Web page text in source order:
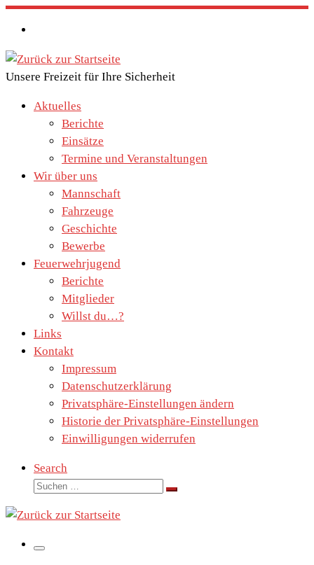
Zum
Inhalt
springen
Unsere Freizeit für Ihre Sicherheit
Aktuelles
Berichte
Einsätze
Termine und Veranstaltungen
Wir über uns
Mannschaft
Fahrzeuge
Geschichte
Bewerbe
Feuerwehrjugend
Berichte
Mitglieder
Willst du…?
Links
Kontakt
Impressum
Datenschutzerklärung
Privatsphäre-Einstellungen ändern
Historie der Privatsphäre-Einstellungen
Einwilligungen widerrufen
Search
Suche
Suchen …
Menü